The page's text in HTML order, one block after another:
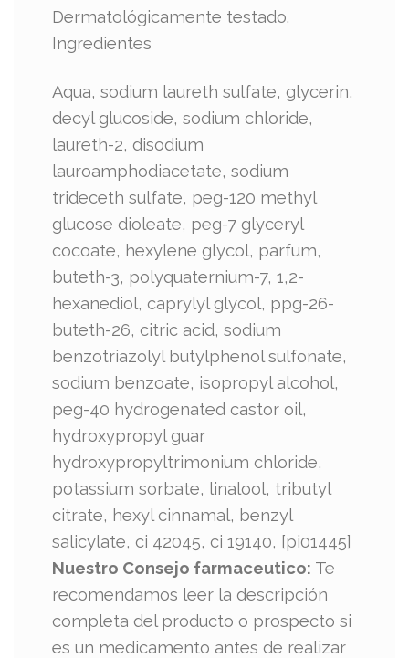
Dermatológicamente testado.
Ingredientes
Aqua, sodium laureth sulfate, glycerin,
decyl glucoside, sodium chloride,
laureth-2, disodium
lauroamphodiacetate, sodium
trideceth sulfate, peg-120 methyl
glucose dioleate, peg-7 glyceryl
cocoate, hexylene glycol, parfum,
buteth-3, polyquaternium-7, 1,2-
hexanediol, caprylyl glycol, ppg-26-
buteth-26, citric acid, sodium
benzotriazolyl butylphenol sulfonate,
sodium benzoate, isopropyl alcohol,
peg-40 hydrogenated castor oil,
hydroxypropyl guar
hydroxypropyltrimonium chloride,
potassium sorbate, linalool, tributyl
citrate, hexyl cinnamal, benzyl
salicylate, ci 42045, ci 19140, [pi01445]
Nuestro Consejo farmaceutico: Te
recomendamos leer la descripción
completa del producto o prospecto si
es un medicamento antes de realizar